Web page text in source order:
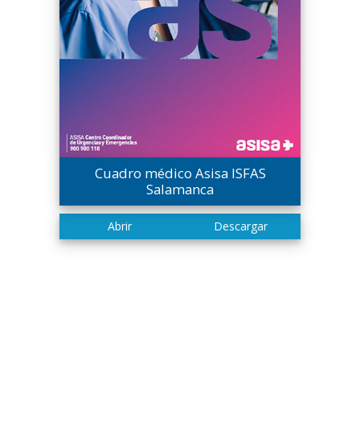
Cuadro médico Asisa ISFAS
Salamanca